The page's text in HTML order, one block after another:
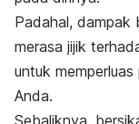
Padahal, dampak
merasa jijik
untuk
Anda.
Sebaliknya,